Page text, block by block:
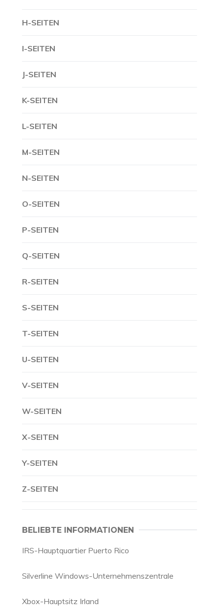
H-SEITEN
I-SEITEN
J-SEITEN
K-SEITEN
L-SEITEN
M-SEITEN
N-SEITEN
O-SEITEN
P-SEITEN
Q-SEITEN
R-SEITEN
S-SEITEN
T-SEITEN
U-SEITEN
V-SEITEN
W-SEITEN
X-SEITEN
Y-SEITEN
Z-SEITEN
BELIEBTE INFORMATIONEN
IRS-Hauptquartier Puerto Rico
Silverline Windows-Unternehmenszentrale
Xbox-Hauptsitz Irland